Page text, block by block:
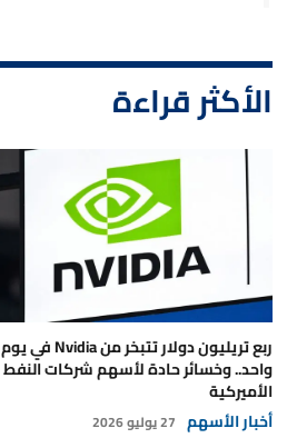
الأكثر قراءة
ربع تريليون دولار تتبخر من Nvidia في يوم
واحد.. وخسائر حادة لأسهم شركات النفط
الأميركية
أخبار الأسهم 27 يوليو 2026